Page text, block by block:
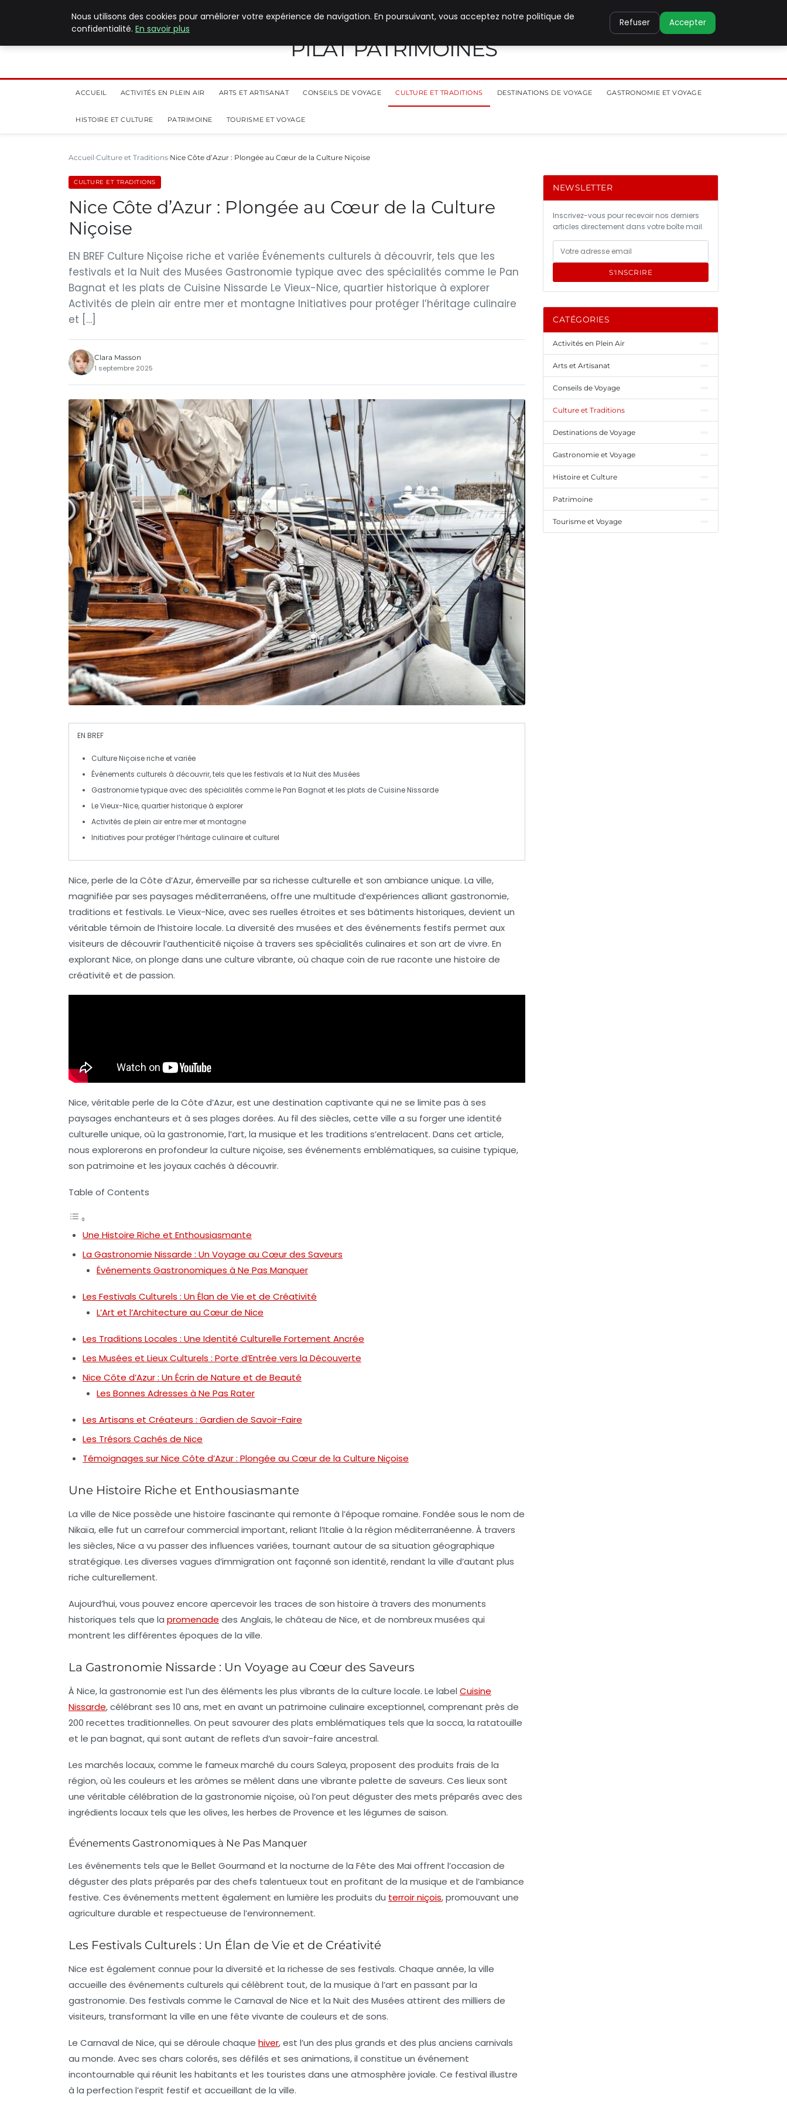
PILAT PATRIMOINES
ACCUEIL ACTIVITÉS EN PLEIN AIR ARTS ET ARTISANAT CONSEILS DE VOYAGE CULTURE ET TRADITIONS DESTINATIONS DE VOYAGE GASTRONOMIE ET VOYAGE
HISTOIRE ET CULTURE PATRIMOINE TOURISME ET VOYAGE
Accueil Culture et Traditions Nice Côte d’Azur : Plongée au Cœur de la Culture Niçoise
CULTURE ET TRADITIONS
Nice Côte d’Azur : Plongée au Cœur de la Culture
Niçoise
EN BREF Culture Niçoise riche et variée Événements culturels à découvrir, tels que les
festivals et la Nuit des Musées Gastronomie typique avec des spécialités comme le Pan
Bagnat et les plats de Cuisine Nissarde Le Vieux-Nice, quartier historique à explorer
Activités de plein air entre mer et montagne Initiatives pour protéger l’héritage culinaire
et […]
Clara Masson
1 septembre 2025
EN BREF
Culture Niçoiseriche et variée
Événements culturels à découvrir, tels que les festivals et la Nuit des Musées
Gastronomie typique avec des spécialités comme lePan Bagnat et les plats de Cuisine Nissarde
LeVieux-Nice, quartier historique à explorer
Activités de plein air entremer etmontagne
Initiatives pour protéger l’héritage culinaire et culturel
Nice, perle de la Côte d’Azur, émerveille par sa richesse culturelle et son ambiance unique. La ville,
magnifiée par ses paysages méditerranéens, offre une multitude d’expériences alliant gastronomie,
traditions et festivals. Le Vieux-Nice, avec ses ruelles étroites et ses bâtiments historiques, devient un
véritable témoin de l’histoire locale. La diversité des musées et des événements festifs permet aux
visiteurs de découvrir l’authenticité niçoise à travers ses spécialités culinaires et son art de vivre. En
explorant Nice, on plonge dans une culture vibrante, où chaque coin de rue raconte une histoire de
créativité et de passion.
Nice, véritable perle de la Côte d’Azur, est une destination captivante qui ne se limite pas à ses
paysages enchanteurs et à ses plages dorées. Au fil des siècles, cette ville a su forger une identité
culturelle unique, où la gastronomie, l’art, la musique et les traditions s’entrelacent. Dans cet article,
nous explorerons en profondeur la culture niçoise, ses événements emblématiques, sa cuisine typique,
son patrimoine et les joyaux cachés à découvrir.
Table of Contents
Une Histoire Riche et Enthousiasmante
La Gastronomie Nissarde : Un Voyage au Cœur des Saveurs
Événements Gastronomiques à Ne Pas Manquer
Les Festivals Culturels : Un Élan de Vie et de Créativité
L’Art et l’Architecture au Cœur de Nice
Les Traditions Locales : Une Identité Culturelle Fortement Ancrée
Les Musées et Lieux Culturels : Porte d’Entrée vers la Découverte
Nice Côte d’Azur : Un Écrin de Nature et de Beauté
Les Bonnes Adresses à Ne Pas Rater
Les Artisans et Créateurs : Gardien de Savoir-Faire
Les Trésors Cachés de Nice
Témoignages sur Nice Côte d’Azur : Plongée au Cœur de la Culture Niçoise
Une Histoire Riche et Enthousiasmante
La ville de Nice possède une histoire fascinante qui remonte à l’époque romaine. Fondée sous le nom de
Nikaïa, elle fut un carrefour commercial important, reliant l’Italie à la région méditerranéenne. À travers
les siècles, Nice a vu passer des influences variées, tournant autour de sa situation géographique
stratégique. Les diverses vagues d’immigration ont façonné son identité, rendant la ville d’autant plus
riche culturellement.
Aujourd’hui, vous pouvez encore apercevoir les traces de son histoire à travers des monuments
historiques tels que la promenade des Anglais, le château de Nice, et de nombreux musées qui
montrent les différentes époques de la ville.
La Gastronomie Nissarde : Un Voyage au Cœur des Saveurs
À Nice, la gastronomie est l’un des éléments les plus vibrants de la culture locale. Le label Cuisine
Nissarde, célébrant ses 10 ans, met en avant un patrimoine culinaire exceptionnel, comprenant près de
200 recettes traditionnelles. On peut savourer des plats emblématiques tels que la socca, la ratatouille
et le pan bagnat, qui sont autant de reflets d’un savoir-faire ancestral.
Les marchés locaux, comme le fameux marché du cours Saleya, proposent des produits frais de la
région, où les couleurs et les arômes se mêlent dans une vibrante palette de saveurs. Ces lieux sont
une véritable célébration de la gastronomie niçoise, où l’on peut déguster des mets préparés avec des
ingrédients locaux tels que les olives, les herbes de Provence et les légumes de saison.
Événements Gastronomiques à Ne Pas Manquer
Les événements tels que le Bellet Gourmand et la nocturne de la Fête des Mai offrent l’occasion de
déguster des plats préparés par des chefs talentueux tout en profitant de la musique et de l’ambiance
festive. Ces événements mettent également en lumière les produits du terroir niçois, promouvant une
agriculture durable et respectueuse de l’environnement.
Les Festivals Culturels : Un Élan de Vie et de Créativité
Nice est également connue pour la diversité et la richesse de ses festivals. Chaque année, la ville
accueille des événements culturels qui célèbrent tout, de la musique à l’art en passant par la
gastronomie. Des festivals comme le Carnaval de Nice et la Nuit des Musées attirent des milliers de
visiteurs, transformant la ville en une fête vivante de couleurs et de sons.
Le Carnaval de Nice, qui se déroule chaque hiver, est l’un des plus grands et des plus anciens carnivals
au monde. Avec ses chars colorés, ses défilés et ses animations, il constitue un événement
incontournable qui réunit les habitants et les touristes dans une atmosphère joviale. Ce festival illustre
à la perfection l’esprit festif et accueillant de la ville.
NEWSLETTER
Inscrivez-vous pour recevoir nos derniers
articles directement dans votre boîte mail.
S'INSCRIRE
CATÉGORIES
Activités en Plein Air
Arts et Artisanat
Conseils de Voyage
Culture et Traditions
Destinations de Voyage
Gastronomie et Voyage
Histoire et Culture
Patrimoine
Tourisme et Voyage
Nous utilisons des cookies pour améliorer votre expérience de navigation. En poursuivant, vous acceptez notre politique de
confidentialité. En savoir plus
Refuser Accepter